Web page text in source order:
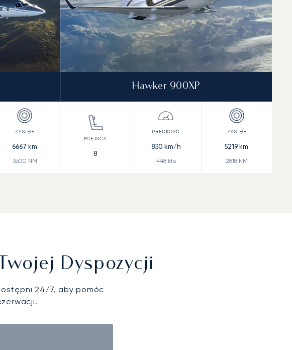
6667 km
3600 NM
Hawker 900XP
8
830 km/h
448kts
5219 km
2818NM
Dyspozycji
24/7, aby pomóc